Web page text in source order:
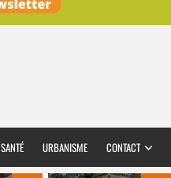
SANTÉ URBANISME CONTACT